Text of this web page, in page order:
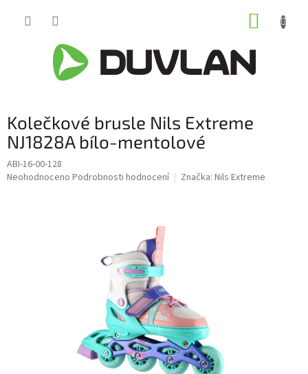
Kolečkové brusle Nils Extreme
NJ1828A bílo-mentolové
ABI-16-00-128
Průměrné
Neohodnoceno Podrobnosti hodnocení Značka: Nils Extreme